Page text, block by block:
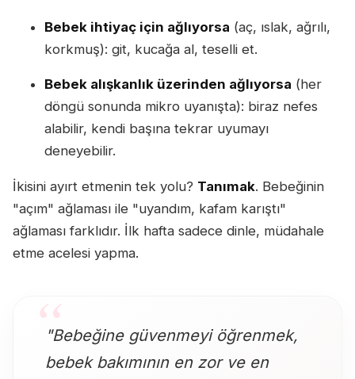
Bebek ihtiyaç için ağlıyorsa (aç, ıslak, ağrılı,
korkmuş): git, kucağa al, teselli et.
Bebek alışkanlık üzerinden ağlıyorsa (her
döngü sonunda mikro uyanışta): biraz nefes
alabilir, kendi başına tekrar uyumayı
deneyebilir.
İkisini ayırt etmenin tek yolu? Tanımak. Bebeğinin
"açım" ağlaması ile "uyandım, kafam karıştı"
ağlaması farklıdır. İlk hafta sadece dinle, müdahale
etme acelesi yapma.
"Bebeğine güvenmeyi öğrenmek,
bebek bakımının en zor ve en